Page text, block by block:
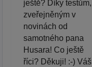
ještě? Díky testům,
zveřejněným v
novinách od
samotného pana
Husara! Co ještě
říci? Děkuji! :-) Váš